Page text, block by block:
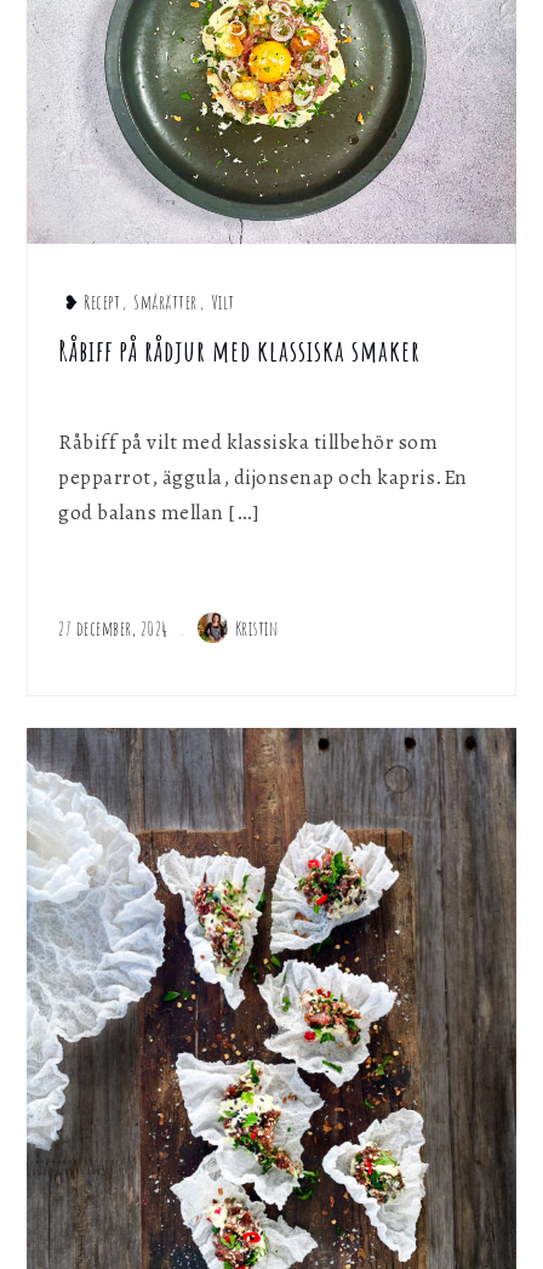
❥ Recept, Smårätter , Vilt
Råbiff på rådjur med klassiska smaker
Råbiff på vilt med klassiska tillbehör som
pepparrot, äggula, dijonsenap och kapris.En
god balans mellan […]
27 december, 2024 Kristin